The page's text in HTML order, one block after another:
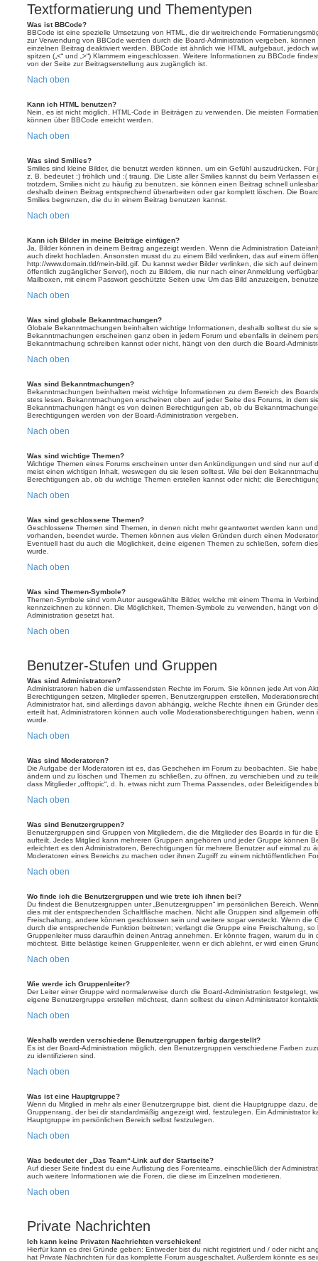
Textformatierung und Thementypen
Was ist BBCode?
BBCode ist eine spezielle Umsetzung von HTML, die dir weitreichende
zur Verwendung von BBCode werden durch die Board-Administration vergeben,
einzelnen Beitrag deaktiviert werden. BBCode ist ähnlich wie HTML aufgebaut, jedoch
spitzen („<“ und „>“) Klammern eingeschlossen. Weitere Informationen zu BBCode
von der Seite zur Beitragserstellung aus zugänglich ist.
Nach oben
Kann ich HTML benutzen?
Nein, es ist nicht möglich, HTML-Code in Beiträgen zu verwenden. Die meisten
können über BBCode erreicht werden.
Nach oben
Was sind Smilies?
Smilies sind kleine Bilder, die benutzt werden können, um ein Gefühl auszudrücken.
z. B. bedeutet :) fröhlich und :( traurig. Die Liste aller Smilies kannst du beim Verfassen
trotzdem, Smilies nicht zu häufig zu benutzen, sie können einen Beitrag schnell
deshalb deinen Beitrag entsprechend überarbeiten oder gar komplett löschen. Die
Smilies begrenzen, die du in einem Beitrag benutzen kannst.
Nach oben
Kann ich Bilder in meine Beiträge einfügen?
Ja, Bilder können in deinem Beitrag angezeigt werden. Wenn die Administration
auch direkt hochladen. Ansonsten musst du zu einem Bild verlinken, das auf einem
http://www.domain.tld/mein-bild.gif. Du kannst weder Bilder verlinken, die sich auf
öffentlich zugänglicher Server), noch zu Bildern, die nur nach einer Anmeldung
Mailboxen, mit einem Passwort geschützte Seiten usw. Um das Bild anzuzeigen,
Nach oben
Was sind globale Bekanntmachungen?
Globale Bekanntmachungen beinhalten wichtige Informationen, deshalb solltest du sie
Bekanntmachungen erscheinen ganz oben in jedem Forum und ebenfalls in deinem
Bekanntmachung schreiben kannst oder nicht, hängt von den durch die Board-
Nach oben
Was sind Bekanntmachungen?
Bekanntmachungen beinhalten meist wichtige Informationen zu dem Bereich des
stets lesen. Bekanntmachungen erscheinen oben auf jeder Seite des Forums, in dem
Bekanntmachungen hängt es von deinen Berechtigungen ab, ob du
Berechtigungen werden von der Board-Administration vergeben.
Nach oben
Was sind wichtige Themen?
Wichtige Themen eines Forums erscheinen unter den Ankündigungen und sind nur auf
meist einen wichtigen Inhalt, weswegen du sie lesen solltest. Wie bei den
Berechtigungen ab, ob du wichtige Themen erstellen kannst oder nicht; die
Nach oben
Was sind geschlossene Themen?
Geschlossene Themen sind Themen, in denen nicht mehr geantwortet werden kann
vorhanden, beendet wurde. Themen können aus vielen Gründen durch einen
Eventuell hast du auch die Möglichkeit, deine eigenen Themen zu schließen, sofern
wurde.
Nach oben
Was sind Themen-Symbole?
Themen-Symbole sind vom Autor ausgewählte Bilder, welche mit einem Thema in
kennzeichnen zu können. Die Möglichkeit, Themen-Symbole zu verwenden, hängt von
Administration gesetzt hat.
Nach oben
Benutzer-Stufen und Gruppen
Was sind Administratoren?
Administratoren haben die umfassendsten Rechte im Forum. Sie können jede Art von
Berechtigungen setzen, Mitglieder sperren, Benutzergruppen erstellen,
Administrator hat, sind allerdings davon abhängig, welche Rechte ihnen ein Gründer
erteilt hat. Administratoren können auch volle Moderationsberechtigungen haben,
wurde.
Nach oben
Was sind Moderatoren?
Die Aufgabe der Moderatoren ist es, das Geschehen im Forum zu beobachten. Sie
ändern und zu löschen und Themen zu schließen, zu öffnen, zu verschieben und zu
dass Mitglieder „offtopic“, d. h. etwas nicht zum Thema Passendes, oder Beleidigendes
Nach oben
Was sind Benutzergruppen?
Benutzergruppen sind Gruppen von Mitgliedern, die die Mitglieder des Boards in für die
aufteilt. Jedes Mitglied kann mehreren Gruppen angehören und jeder Gruppe können
erleichtert es den Administratoren, Berechtigungen für mehrere Benutzer auf einmal zu
Moderatoren eines Bereichs zu machen oder ihnen Zugriff zu einem nichtöffentlichen
Nach oben
Wo finde ich die Benutzergruppen und wie trete ich ihnen bei?
Du findest die Benutzergruppen unter „Benutzergruppen“ im persönlichen Bereich.
dies mit der entsprechenden Schaltfläche machen. Nicht alle Gruppen sind allgemein
Freischaltung, andere können geschlossen sein und weitere sogar versteckt. Wenn die
durch die entsprechende Funktion beitreten; verlangt die Gruppe eine Freischaltung,
Gruppenleiter muss daraufhin deinen Antrag annehmen. Er könnte fragen, warum du in
möchtest. Bitte belästige keinen Gruppenleiter, wenn er dich ablehnt, er wird einen
Nach oben
Wie werde ich Gruppenleiter?
Der Leiter einer Gruppe wird normalerweise durch die Board-Administration festgelegt,
eigene Benutzergruppe erstellen möchtest, dann solltest du einen Administrator
Nach oben
Weshalb werden verschiedene Benutzergruppen farbig dargestellt?
Es ist der Board-Administration möglich, den Benutzergruppen verschiedene Farben
zu identifizieren sind.
Nach oben
Was ist eine Hauptgruppe?
Wenn du Mitglied in mehr als einer Benutzergruppe bist, dient die Hauptgruppe dazu,
Gruppenrang, der bei dir standardmäßig angezeigt wird, festzulegen. Ein Administrator
Hauptgruppe im persönlichen Bereich selbst festzulegen.
Nach oben
Was bedeutet der „Das Team“-Link auf der Startseite?
Auf dieser Seite findest du eine Auflistung des Forenteams, einschließlich der
auch weitere Informationen wie die Foren, die diese im Einzelnen moderieren.
Nach oben
Private Nachrichten
Ich kann keine Privaten Nachrichten verschicken!
Hierfür kann es drei Gründe geben: Entweder bist du nicht registriert und / oder nicht
hat Private Nachrichten für das komplette Forum ausgeschaltet. Außerdem könnte es